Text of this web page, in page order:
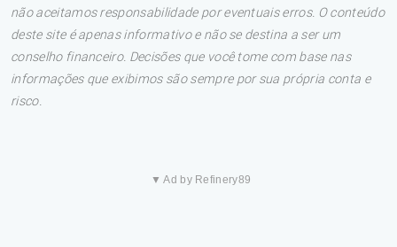
não aceitamos responsabilidade por eventuais erros. O conteúdo
deste site é apenas informativo e não se destina a ser um
conselho financeiro. Decisões que você tome com base nas
informações que exibimos são sempre por sua própria conta e
risco.
▼ Ad by Refinery89